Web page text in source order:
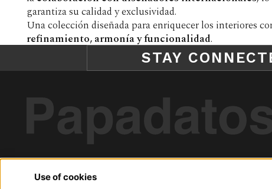
garantiza su calidad y exclusividad.
Una colección diseñada para enriquecer los interiores
refinamiento, armonía y funcionalidad.
STAY